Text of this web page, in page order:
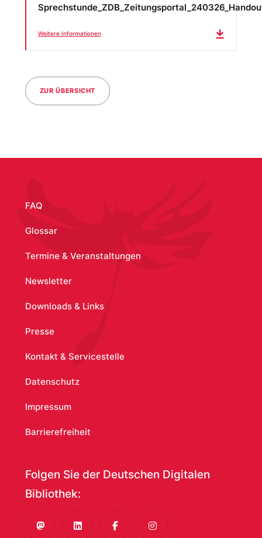
Weitere Informationen
ZUR ÜBERSICHT
FAQ
Glossar
Termine & Veranstaltungen
Newsletter
Downloads & Links
Presse
Kontakt & Servicestelle
Datenschutz
Impressum
Barrierefreiheit
Folgen Sie der Deutschen Digitalen
Bibliothek:
MastodonLinkedInFacebookInstagram